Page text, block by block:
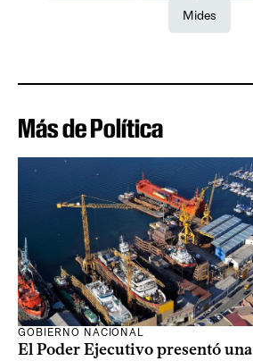
Mides
Más de Política
GOBIERNO NACIONAL
El Poder Ejecutivo presentó una